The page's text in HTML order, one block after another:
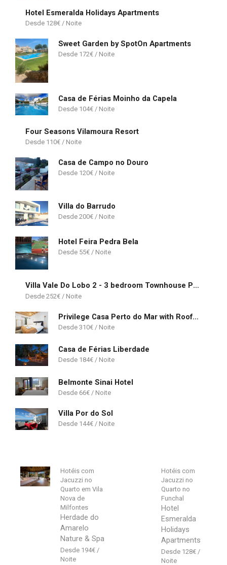
Hotel Esmeralda Holidays Apartments
128€
Sweet Garden by SpotOn Apartments
172€
Casa de Férias Moinho da Capela
104€
Four Seasons Vilamoura Resort
110€
Casa de Campo no Douro
120€
Villa do Barrudo
200€
Hotel Feira Pedra Bela
55€
Villa Vale Do Lobo 2 - 3 bedroom Townhouse Perfect for Families- Close to amenities
252€
Privilege Casa Perto do Mar with Rooftop Jacuzzi
310€
Casa de Férias Liberdade
184€
Belmonte Sinai Hotel
66€
Villa Por do Sol
144€
Hotéis com
Jacuzzi no
Quarto em Vila
Nova de
Milfontes
Herdade do
Amarelo
Nature & Spa
194€
Hotéis com
Jacuzzi no
Quarto no
Funchal
Hotel
Esmeralda
Holidays
Apartments
128€